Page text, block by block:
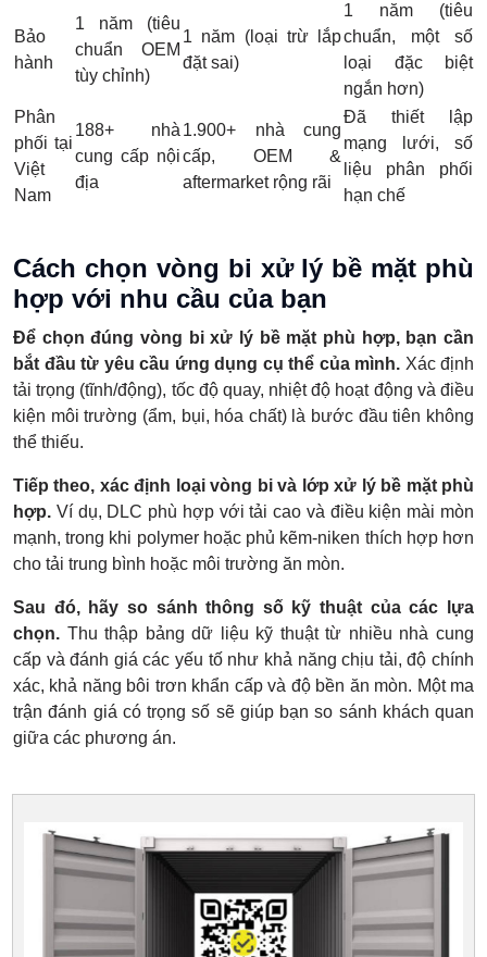
Bảo
hành
1 năm (tiêu
chuẩn OEM
tùy chỉnh)
1 năm (loại trừ lắp
đặt sai)
1 năm (tiêu
chuẩn, một số
loại đặc biệt
ngắn hơn)
Phân
phối tại
Việt
Nam
188+ nhà
cung cấp nội
địa
1.900+ nhà cung
cấp, OEM &
aftermarket rộng rãi
Đã thiết lập
mạng lưới, số
liệu phân phối
hạn chế
Cách chọn vòng bi xử lý bề mặt phù
hợp với nhu cầu của bạn
Để chọn đúng vòng bi xử lý bề mặt phù hợp, bạn cần
bắt đầu từ yêu cầu ứng dụng cụ thể của mình. Xác định
tải trọng (tĩnh/động), tốc độ quay, nhiệt độ hoạt động và điều
kiện môi trường (ẩm, bụi, hóa chất) là bước đầu tiên không
thể thiếu.
Tiếp theo, xác định loại vòng bi và lớp xử lý bề mặt phù
hợp. Ví dụ, DLC phù hợp với tải cao và điều kiện mài mòn
mạnh, trong khi polymer hoặc phủ kẽm-niken thích hợp hơn
cho tải trung bình hoặc môi trường ăn mòn.
Sau đó, hãy so sánh thông số kỹ thuật của các lựa
chọn. Thu thập bảng dữ liệu kỹ thuật từ nhiều nhà cung
cấp và đánh giá các yếu tố như khả năng chịu tải, độ chính
xác, khả năng bôi trơn khẩn cấp và độ bền ăn mòn. Một ma
trận đánh giá có trọng số sẽ giúp bạn so sánh khách quan
giữa các phương án.